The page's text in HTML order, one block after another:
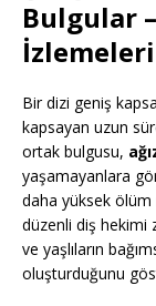
Bulgular
Bir dizi geniş
kapsayan uzun
ortak bulgusu,
yaşamayanlara
daha yüksek ölüm
düzenli diş hekimi
ve yaşlıların
oluşturduğunu